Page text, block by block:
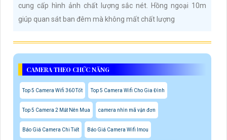
cung cấp hình ảnh chất lượng sắc nét. Hồng ngoại 10m
giúp quan sát ban đêm mà không mất chất lượng
CAMERA THEO CHỨC NĂNG
Top 5 Camera Wifi 360 Tốt Top 5 Camera Wifi Cho Gia Đình
Top 5 Camera 2 Mắt Nên Mua camera nhìn mã vận đơn
Báo Giá Camera Chi Tiết Báo Giá Camera Wifi Imou